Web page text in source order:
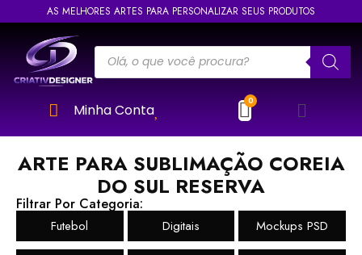
AS MELHORES ARTES PARA PERSONALIZAR SEUS PRODUTOS
Minha Conta
ARTE PARA SUBLIMAÇÃO COREIA
DO SUL RESERVA
Filtrar Por Categoria:
Futebol Digitais Mockups PSD